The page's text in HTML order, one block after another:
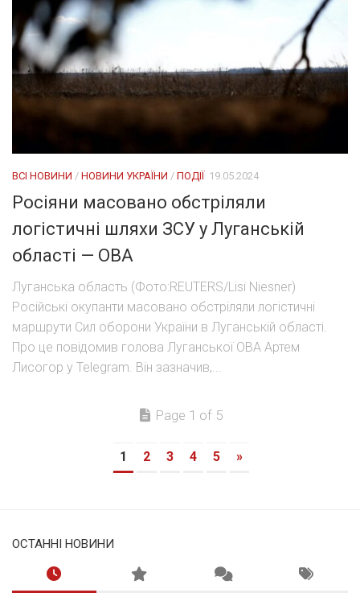
ВСІ НОВИНИ / НОВИНИ УКРАЇНИ / ПОДІЇ 19.05.2024
Росіяни масовано обстріляли
логістичні шляхи ЗСУ у Луганській
області — ОВА
Луганська область (Фото:REUTERS/Lisi Niesner)
Російські окупанти масовано обстріляли логістичні
маршрути Сил оборони України в Луганській області.
Про це повідомив голова Луганської ОВА Артем
Лисогор у Telegram. Він зазначив,...
Page 1 of 5
1 2 3 4 5 »
ОСТАННІ НОВИНИ